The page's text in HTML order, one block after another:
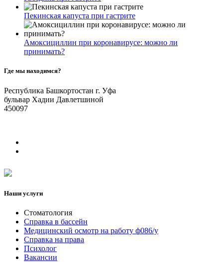
Пекинская капуста при гастрите
Амоксициллин при коронавирусе: можно ли
принимать?
Где мы находимся?
Республика Башкортостан г. Уфа
бульвар Хадии Давлетшиной
450097
Наши услуги
Стоматология
Справка в бассейн
Медицинский осмотр на работу ф086/у
Справка на права
Психолог
Вакансии